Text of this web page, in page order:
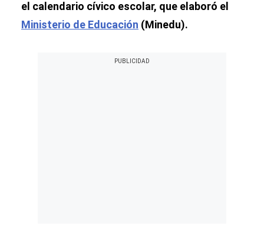
el calendario cívico escolar, que elaboró el
Ministerio de Educación (Minedu).